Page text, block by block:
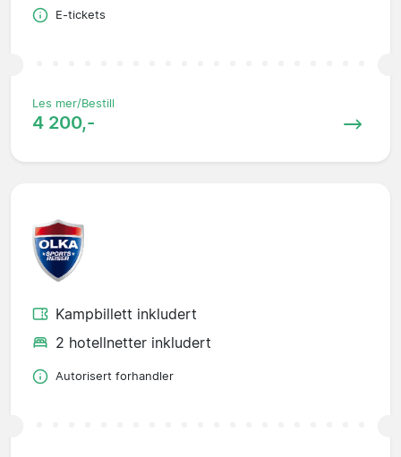
E-tickets
Les mer/Bestill
4 200,-
Kampbillett inkludert
2 hotellnetter inkludert
Autorisert forhandler